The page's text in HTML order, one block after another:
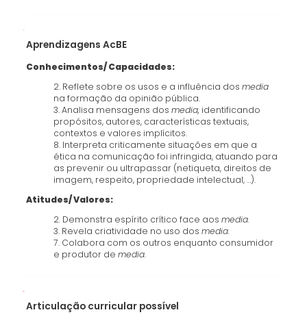
Aprendizagens AcBE
Conhecimentos/ Capacidades:
2. Reflete sobre os usos e a influência dosmedia
na formação da opinião pública.
3. Analisa mensagens dosmedia, identificando
propósitos, autores, características textuais,
contextos e valores implícitos.
8. Interpreta criticamente situações em que a
ética na comunicação foi infringida, atuando para
as prevenir ou ultrapassar (netiqueta, direitos de
imagem, respeito, propriedade intelectual, …).
Atitudes/ Valores:
2. Demonstra espírito crítico face aosmedia.
3. Revela criatividade no uso dosmedia.
7. Colabora com os outros enquanto consumidor
e produtor demedia.
Articulação curricular possível